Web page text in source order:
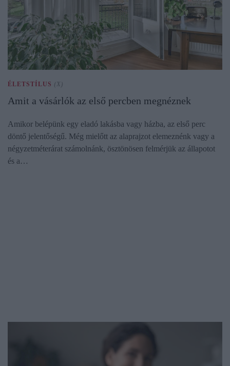
ÉLETSTÍLUS (X)
Amit a vásárlók az első percben megnéznek
Amikor belépünk egy eladó lakásba vagy házba, az első perc
döntő jelentőségű. Még mielőtt az alaprajzot elemeznénk vagy a
négyzetméterárat számolnánk, ösztönösen felmérjük az állapotot
és a…